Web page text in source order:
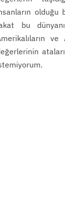
olduğu
bu
ve